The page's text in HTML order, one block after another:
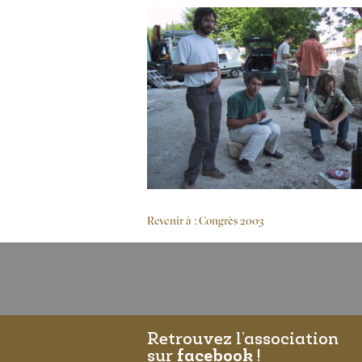
Revenir à : Congrès 2003
Retrouvez l’association
sur facebook !